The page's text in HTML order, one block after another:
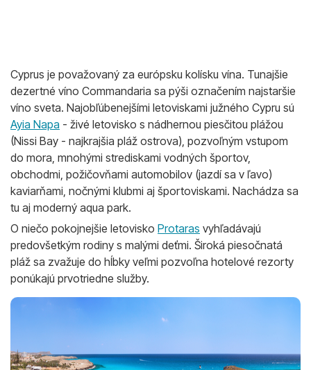
Cyprus je považovaný za európsku kolísku vína. Tunajšie
dezertné víno Commandaria sa pýši označením najstaršie
víno sveta. Najobľúbenejšími letoviskami južného Cypru sú
Ayia Napa - živé letovisko s nádhernou piesčitou plážou
(Nissi Bay - najkrajšia pláž ostrova), pozvoľným vstupom
do mora, mnohými strediskami vodných športov,
obchodmi, požičovňami automobilov (jazdí sa v ľavo)
kaviarňami, nočnými klubmi aj športoviskami. Nachádza sa
tu aj moderný aqua park.
O niečo pokojnejšie letovisko Protaras vyhľadávajú
predovšetkým rodiny s malými deťmi. Široká piesočnatá
pláž sa zvažuje do hĺbky veľmi pozvoľna hotelové rezorty
ponúkajú prvotriedne služby.